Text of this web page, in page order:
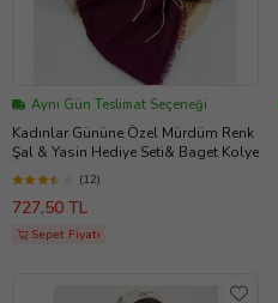
Aynı Gün Teslimat Seçeneği
Kadınlar Gününe Özel Mürdüm Renk
Şal & Yasin Hediye Seti& Baget Kolye
(12)
727,50 TL
Sepet Fiyatı